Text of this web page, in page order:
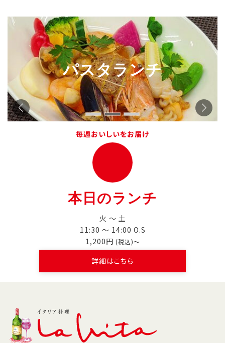
ピッツァランチ
パスタランチ
シェフランチ
毎週おいしいをお届け
本日のランチ
火 〜 土
11:30 〜 14:00 O.S
1,200円 (税込)～
詳細はこちら